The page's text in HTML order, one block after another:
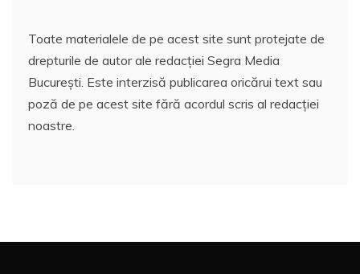
Toate materialele de pe acest site sunt protejate de
drepturile de autor ale redacției Segra Media
București. Este interzisă publicarea oricărui text sau
poză de pe acest site fără acordul scris al redacției
noastre.